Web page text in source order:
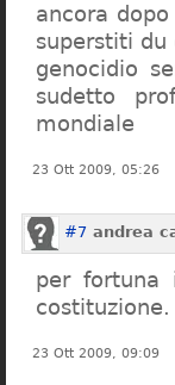
ancora
superstiti du
genocidio
sudetto
mondiale
23 Ott 2009, 05:26
#7 andrea
per
23 Ott 2009, 09:09